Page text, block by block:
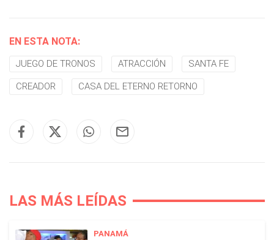
EN ESTA NOTA:
JUEGO DE TRONOS ATRACCIÓN SANTA FE
CREADOR CASA DEL ETERNO RETORNO
LAS MÁS LEÍDAS
PANAMÁ